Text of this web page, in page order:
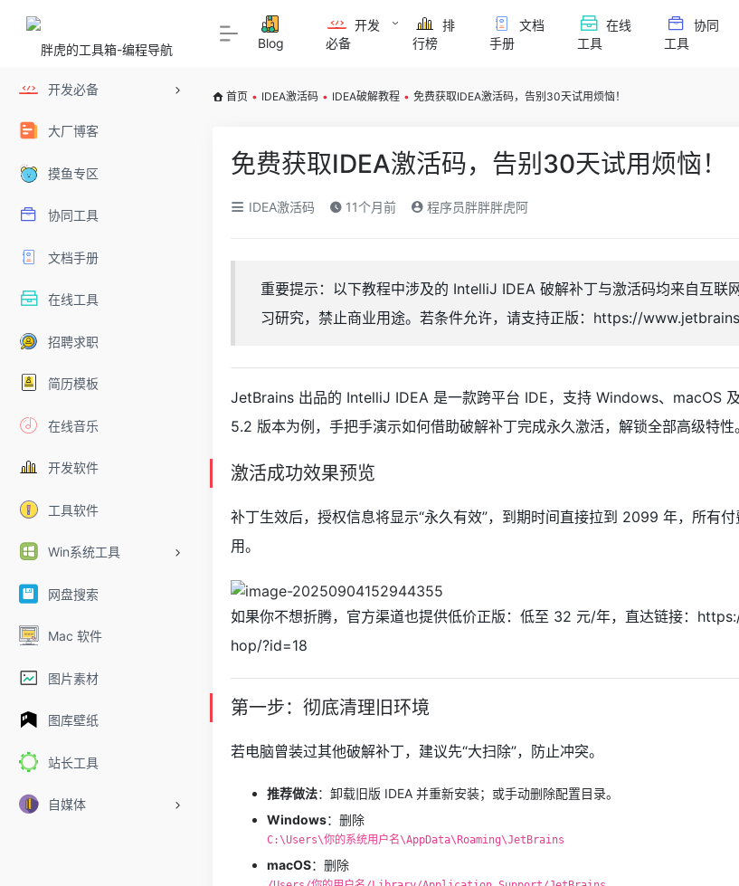
开发必备
大厂博客
摸鱼专区
协同工具
文档手册
在线工具
招聘求职
简历模板
在线音乐
开发软件
工具软件
Win系统工具
网盘搜索
Mac 软件
图片素材
图库壁纸
站长工具
自媒体
Blog
开发
必备
排
行榜
文档
手册
在线
工具
协同
工具
首页 • IDEA激活码 • IDEA破解教程 • 免费获取IDEA激活码，告别30天试用烦恼！
免费获取IDEA激活码，告别30天试用烦恼！
IDEA激活码 11个月前 程序员胖胖胖虎阿
重要提示：以下教程中涉及的 IntelliJ IDEA 破解补丁与激活码均来自互联
习研究，禁止商业用途。若条件允许，请支持正版：https://
JetBrains 出品的 IntelliJ IDEA 是一款跨平台 IDE，支持 Windows、macOS
5.2 版本为例，手把手演示如何借助破解补丁完成永久激活，解锁全部高级特性。
激活成功效果预览
补丁生效后，授权信息将显示“永久有效”，到期时间直接拉到 2099 年，所有
用。
如果你不想折腾，官方渠道也提供低价正版：低至 32 元/年，直达链接：
hop/?id=18
第一步：彻底清理旧环境
若电脑曾装过其他破解补丁，建议先“大扫除”，防止冲突。
推荐做法：卸载旧版 IDEA 并重新安装；或手动删除配置目录。
Windows：删除
C:\Users\你的系统用户名\AppData\Roaming\JetBrains
macOS：删除